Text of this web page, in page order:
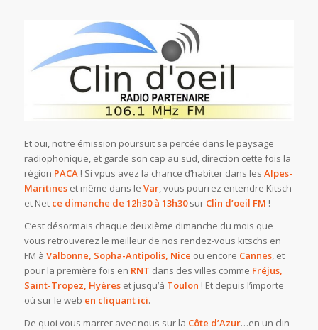
Et oui, notre émission poursuit sa percée dans le paysage
radiophonique, et garde son cap au sud, direction cette fois la
région PACA! Si vpus avez la chance d’habiter dans les Alpes-
Maritineset même dans le Var, vous pourrez entendre Kitsch
et Net ce dimanche de 12h30 à 13h30sur Clin d’oeil FM !
C’est désormais chaque deuxième dimanche du mois que
vous retrouverez le meilleur de nos rendez-vous kitschs en
FM à Valbonne, Sopha-Antipolis, Nice ou encore Cannes, et
pour la première fois en RNT dans des villes comme Fréjus,
Saint-Tropez, Hyèreset jusqu’à Toulon ! Et depuis l’importe
où sur le web en cliquant ici.
De quoi vous marrer avec nous sur la Côte d’Azur…en un clin